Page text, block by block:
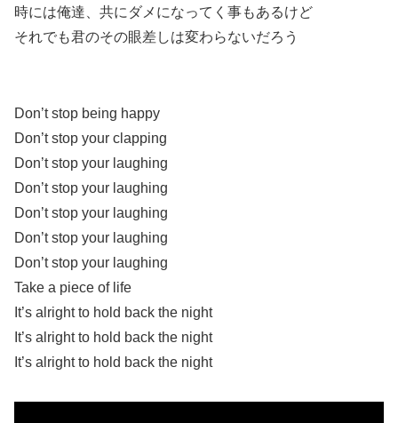
時には俺達、共にダメになってく事もあるけど
それでも君のその眼差しは変わらないだろう
Don’t stop being happy
Don’t stop your clapping
Don’t stop your laughing
Don’t stop your laughing
Don’t stop your laughing
Don’t stop your laughing
Don’t stop your laughing
Take a piece of life
It’s alright to hold back the night
It’s alright to hold back the night
It’s alright to hold back the night